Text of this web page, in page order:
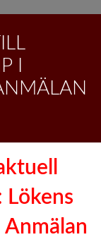
I
Lökens